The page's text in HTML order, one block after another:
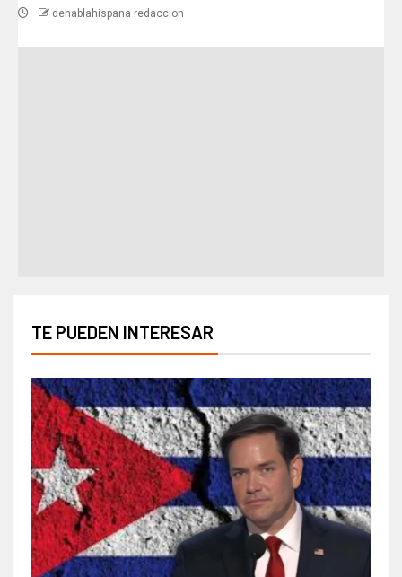
dehablahispana redaccion
TE PUEDEN INTERESAR